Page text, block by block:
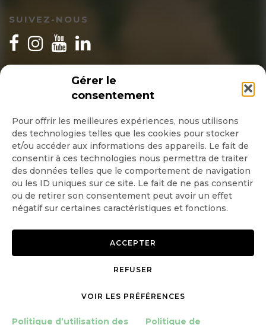
Gérer le
consentement
Pour offrir les meilleures expériences, nous utilisons
des technologies telles que les cookies pour stocker
et/ou accéder aux informations des appareils. Le fait de
consentir à ces technologies nous permettra de traiter
des données telles que le comportement de navigation
ou les ID uniques sur ce site. Le fait de ne pas consentir
ou de retirer son consentement peut avoir un effet
négatif sur certaines caractéristiques et fonctions.
ACCEPTER
REFUSER
VOIR LES PRÉFÉRENCES
Politique d’utilisation des Politique de
SUIVEZ-NOUS
INSCRIPTION NEWSLETTER
Quotidienne
Hebdo
OK
Politique de confidentialité